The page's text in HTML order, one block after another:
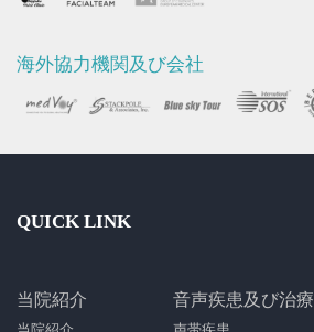
海外協力機関及び会社
QUICK LINK
当院紹介 音声疾患及び治療